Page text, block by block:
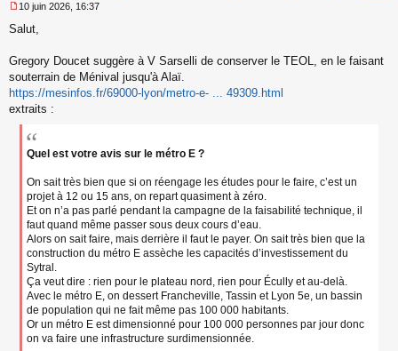
l
u
e
s
g
e
n
o
10 juin 2026, 16:37
Salut,
Gregory Doucet suggère à V Sarselli de conserver le TEOL, en le faisant
souterrain de Ménival jusqu'à Alaï.
https://mesinfos.fr/69000-lyon/metro-e- ... 49309.html
extraits :
Quel est votre avis sur le métro E ?
On sait très bien que si on réengage les études pour le faire, c’est un
projet à 12 ou 15 ans, on repart quasiment à zéro.
Et on n’a pas parlé pendant la campagne de la faisabilité technique, il
faut quand même passer sous deux cours d’eau.
Alors on sait faire, mais derrière il faut le payer. On sait très bien que la
construction du métro E assèche les capacités d’investissement du
Sytral.
Ça veut dire : rien pour le plateau nord, rien pour Écully et au-delà.
Avec le métro E, on dessert Francheville, Tassin et Lyon 5e, un bassin
de population qui ne fait même pas 100 000 habitants.
Or un métro E est dimensionné pour 100 000 personnes par jour donc
on va faire une infrastructure surdimensionnée.